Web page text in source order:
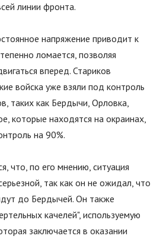
линии фронта.
напряжение приводит к
ломается, позволяя
вперед. Стариков
войска уже взяли под контроль
таких как Бердычи, Орловка,
которые находятся на окраинах,
на 90%.
что, по его мнению, ситуация
так как он не ожидал, что
до Бердычей. Он также
качелей", используемую
заключается в оказании